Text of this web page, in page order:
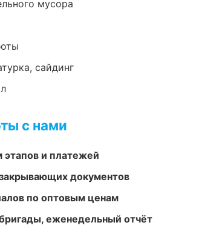
мусора
сайдинг
с нами
этапов и платежей
документов
по оптовым ценам
еженедельный отчёт